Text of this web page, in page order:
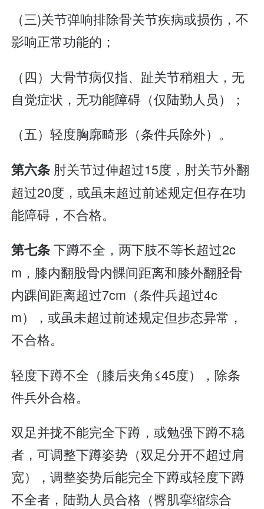
（三)关节弹响排除骨关节疾病或损伤，不
影响正常功能的；
（四）大骨节病仅指、趾关节稍粗大，无
自觉症状，无功能障碍（仅陆勤人员）；
（五）轻度胸廓畸形（条件兵除外）。
第六条 肘关节过伸超过15度，肘关节外翻
超过20度，或虽未超过前述规定但存在功
能障碍，不合格。
第七条下蹲不全，两下肢不等长超过2c
m，膝内翻股骨内髁间距离和膝外翻胫骨
内踝间距离超过7cm（条件兵超过4c
m），或虽未超过前述规定但步态异常，
不合格。
轻度下蹲不全（膝后夹角≤45度），除条
件兵外合格。
双足并拢不能完全下蹲，或勉强下蹲不稳
者，可调整下蹲姿势（双足分开不超过肩
宽），调整姿势后能完全下蹲或轻度下蹲
不全者，陆勤人员合格（臀肌挛缩综合